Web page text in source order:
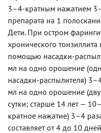
3–4-кратным нажатием
препарата на 1
Дети. При остром
хронического
помощью насадки-
мл на одно орошение
насадки-распылителя)
мл на одно орошение
сутки; старше 14 лет —
кратное нажатие) 3–4
составляет от 4 до 10